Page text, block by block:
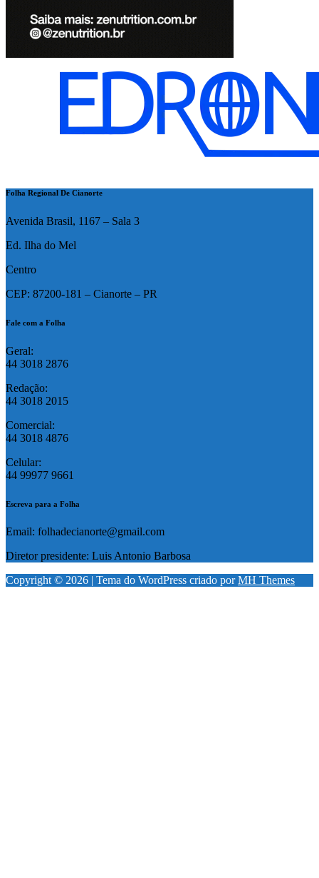
Folha Regional De Cianorte
Avenida Brasil, 1167 – Sala 3
Ed. Ilha do Mel
Centro
CEP: 87200-181 – Cianorte – PR
Fale com a Folha
Geral:
44 3018 2876
Redação:
44 3018 2015
Comercial:
44 3018 4876
Celular:
44 99977 9661
Escreva para a Folha
Email: folhadecianorte@gmail.com
Diretor presidente: Luis Antonio Barbosa
Copyright © 2026 | Tema do WordPress criado porMH Themes